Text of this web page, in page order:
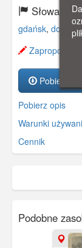
Słowa
gdańsk, dolne
Zaproponuj
Pobierz
Pobierz opis
Warunki
Cennik
Podobne